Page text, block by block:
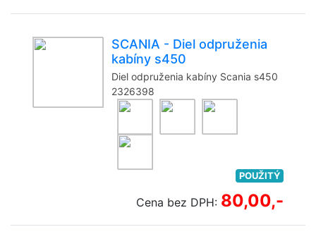
SCANIA - Diel odpruženia
kabíny s450
Diel odpruženia kabíny Scania s450
2326398
POUŽITÝ
Cena bez DPH: 80,00,-